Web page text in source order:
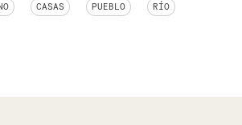
CASAS PUEBLO RÍO